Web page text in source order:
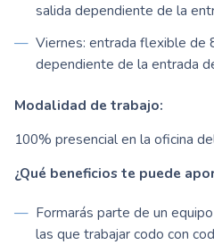
salida dependiente de la
Viernes: entrada flexible de
dependiente de la entrada
Modalidad de trabajo:
100% presencial en la oficina
¿Qué beneficios te puede
Formarás parte de un
las que trabajar codo con